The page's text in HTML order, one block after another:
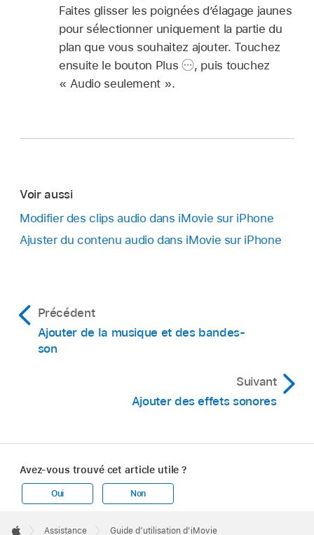
Faites glisser les poignées d’élagage jaunes
pour sélectionner uniquement la partie du
plan que vous souhaitez ajouter. Touchez
ensuite le bouton Plus
, puis touchez
« Audio seulement ».
Voir aussi
Modifier des clips audio dans iMovie sur iPhone
Ajuster du contenu audio dans iMovie sur iPhone
Précédent
Ajouter de la musique et des bandes-
son
Suivant
Ajouter des effets sonores
Avez-vous trouvé cet article utile ?
Oui Non
Footer
 Assistance Guide d’utilisation d’iMovie